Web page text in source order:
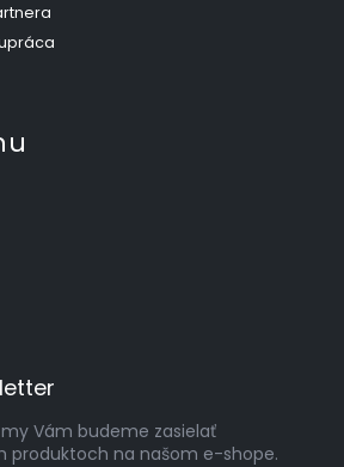
Vám budeme zasielať
produktoch na našom e-shope.